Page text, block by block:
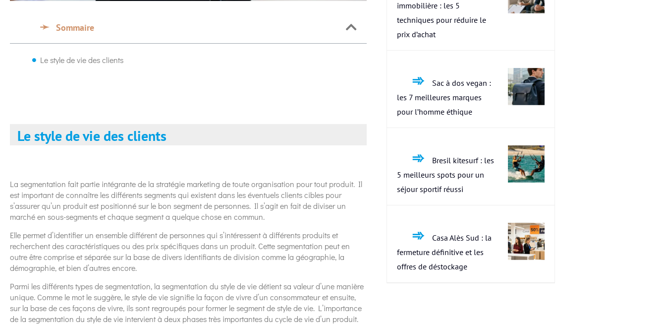
Sommaire
Le style de vie des clients
Le style de vie des clients
La segmentation fait partie intégrante de la stratégie marketing de toute organisation pour tout produit. Il
est important de connaître les différents segments qui existent dans les éventuels clients cibles pour
s’assurer qu’un produit est positionné sur le bon segment de personnes. Il s’agit en fait de diviser un
marché en sous-segments et chaque segment a quelque chose en commun.
Elle permet d’identifier un ensemble différent de personnes qui s’intéressent à différents produits et
recherchent des caractéristiques ou des prix spécifiques dans un produit. Cette segmentation peut en
outre être comprise et séparée sur la base de divers identifiants de division comme la géographie, la
démographie, et bien d’autres encore.
Parmi les différents types de segmentation, la segmentation du style de vie détient sa valeur d’une manière
unique. Comme le mot le suggère, le style de vie signifie la façon de vivre d’un consommateur et ensuite,
sur la base de ces façons de vivre, ils sont regroupés pour former le segment de style de vie. L’importance
de la segmentation du style de vie intervient à deux phases très importantes du cycle de vie d’un produit.
immobilière : les 5
techniques pour réduire le
prix d’achat
Sac à dos vegan :
les 7 meilleures marques
pour l’homme éthique
Bresil kitesurf : les
5 meilleurs spots pour un
séjour sportif réussi
Casa Alès Sud : la
fermeture définitive et les
offres de déstockage